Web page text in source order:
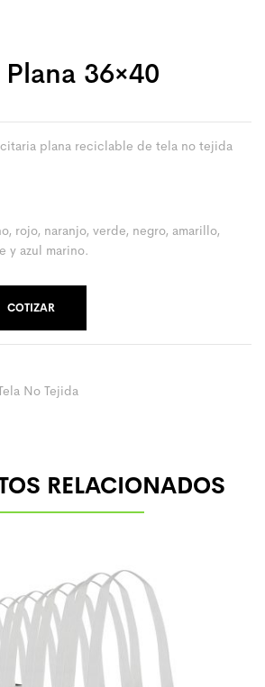
Plana 36×40
plana reciclable de tela no tejida
rojo, naranjo, verde, negro, amarillo,
y azul marino.
COTIZAR
No Tejida
RELACIONADOS